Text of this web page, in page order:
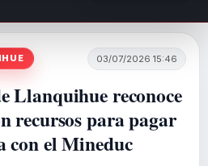
03/07/2026 15:46
Llanquihue reconoce
recursos para pagar
con el Mineduc